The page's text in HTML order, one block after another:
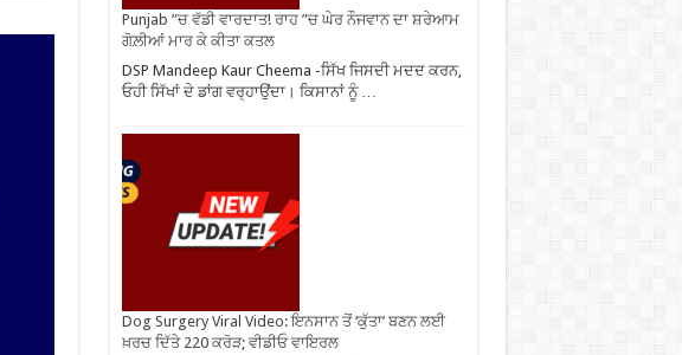
Punjab ”ਚ ਵੱਡੀ ਵਾਰਦਾਤ! ਰਾਹ ”ਚ ਘੇਰ ਨੌਜਵਾਨ ਦਾ ਸ਼ਰੇਆਮ
ਗੋਲ਼ੀਆਂ ਮਾਰ ਕੇ ਕੀਤਾ ਕਤਲ
DSP Mandeep Kaur Cheema -ਸਿੱਖ ਜਿਸਦੀ ਮਦਦ ਕਰਨ,
ਓਹੀ ਸਿੱਖਾਂ ਦੇ ਡਾਂਗ ਵਰ੍ਹਾਉਂਦਾ। ਕਿਸਾਨਾਂ ਨੂੰ …
Dog Surgery Viral Video: ਇਨਸਾਨ ਤੋਂ ‘ਕੁੱਤਾ’ ਬਣਨ ਲਈ
ਖ਼ਰਚ ਦਿੱਤੇ 220 ਕਰੋੜ; ਵੀਡੀਓ ਵਾਇਰਲ